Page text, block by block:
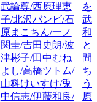
武論尊/西原理恵
子/北沢バンビ/石
原まこちん/一ノ
関圭/吉田史朗/波
津彬子/田中むね
よし/高橋ツトム/
山科けいすけ/兎
中信志/伊藤和良/
を
武/
和
と
間
ち
う
原